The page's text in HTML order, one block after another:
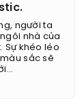
người ta
nhà của
Sự khéo léo
sắc sẽ